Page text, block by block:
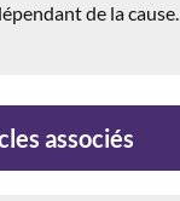
de la cause.
associés